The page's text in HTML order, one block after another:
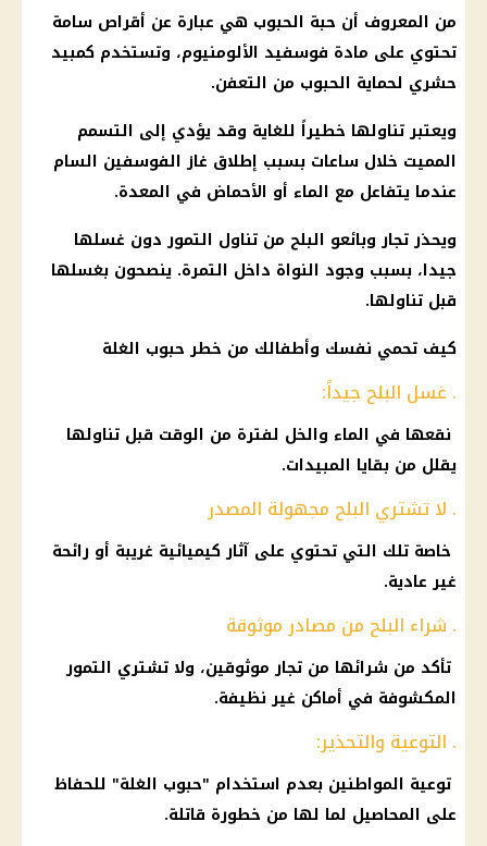
من المعروف أن حبة الحبوب هي عبارة عن أقراص سامة
تحتوي على مادة فوسفيد الألومنيوم، وتستخدم كمبيد
حشري لحماية الحبوب من التعفن.
ويعتبر تناولها خطيراً للغاية وقد يؤدي إلى التسمم
المميت خلال ساعات بسبب إطلاق غاز الفوسفين السام
عندما يتفاعل مع الماء أو الأحماض في المعدة.
ويحذر تجار وبائعو البلح من تناول التمور دون غسلها
جيدا، بسبب وجود النواة داخل التمرة. ينصحون بغسلها
قبل تناولها.
كيف تحمي نفسك وأطفالك من خطر حبوب الغلة
. غسل البلح جيداً:
نقعها في الماء والخل لفترة من الوقت قبل تناولها
يقلل من بقايا المبيدات.
. لا تشتري البلح مجهولة المصدر
خاصة تلك التي تحتوي على آثار كيميائية غريبة أو رائحة
غير عادية.
. شراء البلح من مصادر موثوقة
تأكد من شرائها من تجار موثوقين، ولا تشتري التمور
المكشوفة في أماكن غير نظيفة.
. التوعية والتحذير:
توعية المواطنين بعدم استخدام "حبوب الغلة" للحفاظ
على المحاصيل لما لها من خطورة قاتلة.